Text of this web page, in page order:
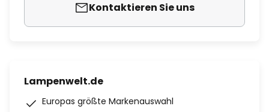
Kontaktieren Sie uns
Lampenwelt.de
Europas größte Markenauswahl